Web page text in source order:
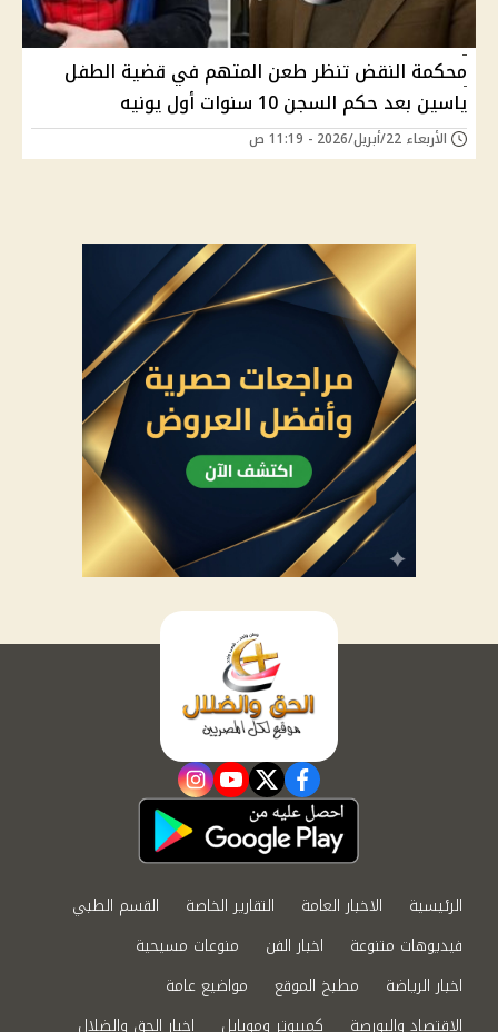
محكمة النقض تنظر طعن المتهم في قضية الطفل
ياسين بعد حكم السجن 10 سنوات أول يونيه
الأربعاء 22/أبريل/2026 - 11:19 ص
facebook
twitter
youtube
instagram
الرئيسية الاخبار العامة التقارير الخاصة
القسم الطبي
فيديوهات متنوعة
اخبار الفن
منوعات مسيحية
اخبار الرياضة
مطبخ الموقع
مواضيع عامة
الاقتصاد والبورصة
كمبيوتر وموبايل اخبار الحق والضلال